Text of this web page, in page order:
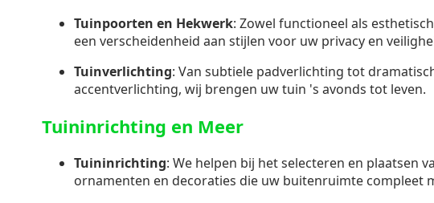
Tuinpoorten en Hekwerk: Zowel functioneel als
een verscheidenheid aan stijlen voor uw privacy en
Tuinverlichting: Van subtiele padverlichting tot
accentverlichting, wij brengen uw tuin 's avonds tot leven.
Tuininrichting en Meer
Tuininrichting: We helpen bij het selecteren en plaatsen
ornamenten en decoraties die uw buitenruimte compleet